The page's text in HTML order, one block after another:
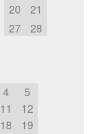
20
21
27
28
4
5
11
12
18
19